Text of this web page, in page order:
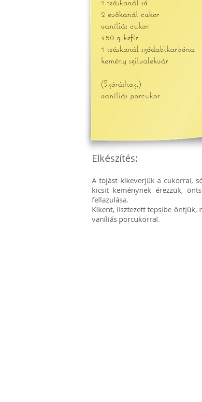
Elkészítés:
A tojást kikeverjük a cukorral,
kicsit keménynek érezzük,
fellazulása.
Kikent, lisztezett tepsibe öntjük,
vaníliás porcukorral.
2 evőkanál cukor
vaníliás cukor
450 g kefír
1 teáskanál szódabikarbóna
kemény szilvalekvár
(Szóráshoz:)
vaníliás porcukor